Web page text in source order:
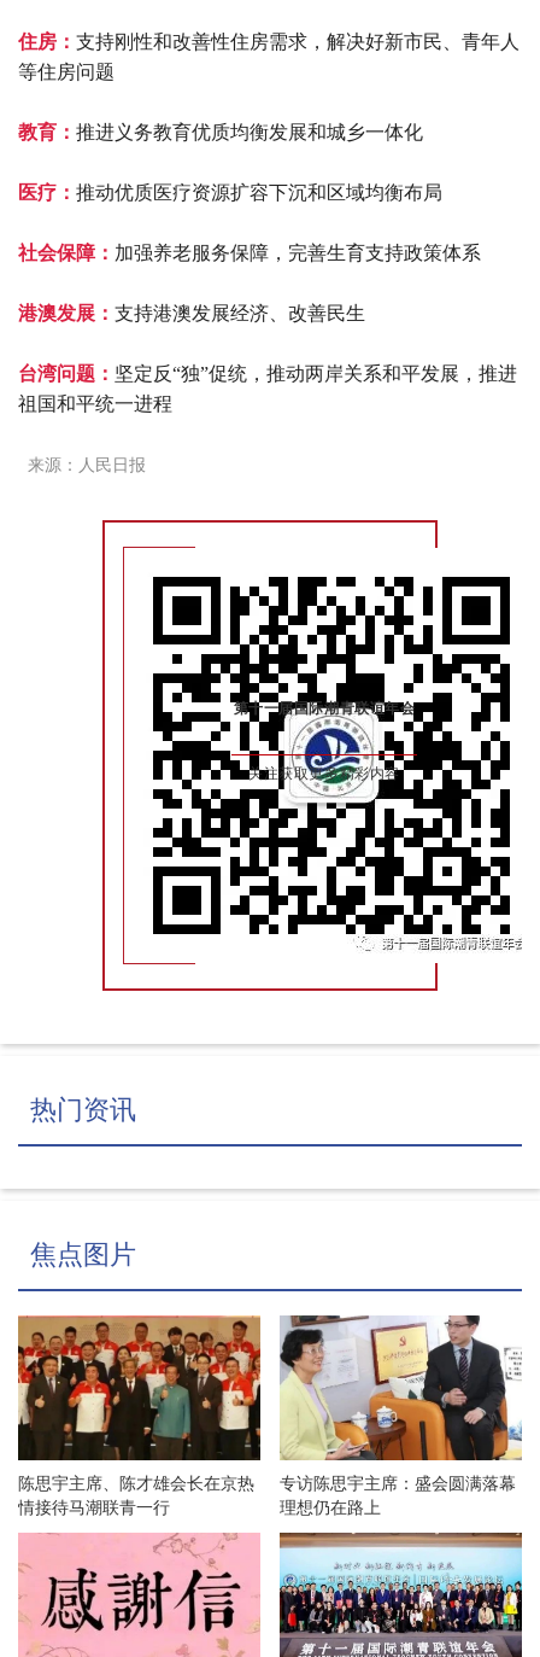
住房： 支持刚性和改善性住房需求，解决好新市民、青年人
等住房问题
教育： 推进义务教育优质均衡发展和城乡一体化
医疗： 推动优质医疗资源扩容下沉和区域均衡布局
社会保障： 加强养老服务保障，完善生育支持政策体系
港澳发展： 支持港澳发展经济、改善民生
台湾问题： 坚定反“独”促统，推动两岸关系和平发展，推进
祖国和平统一进程
来源：人民日报
第十一届国际潮青联谊年会
关注获取更多精彩内容
热门资讯
焦点图片
陈思宇主席、陈才雄会长在京热
情接待马潮联青一行
专访陈思宇主席：盛会圆满落幕
理想仍在路上